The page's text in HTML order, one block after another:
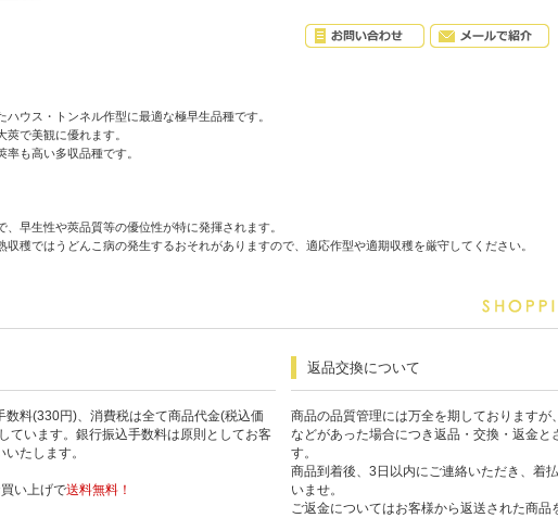
ハウス・トンネル作型に最適な極早生品種です。
莢で美観に優れます。
率も高い多収品種です。
、早生性や莢品質等の優位性が特に発揮されます。
収穫ではうどんこ病の発生するおそれがありますので、適応作型や適期収穫を厳守してください。
数料(330円)、消費税は全て商品代金(税込価
ています。銀行振込手数料は原則としてお客
たします。
い上げで送料無料！
返品交換について
商品の品質管理には万全を期しておりますが
などがあった場合につき返品・交換・返金と
す。
商品到着後、3日以内にご連絡いただき、着
いませ。
ご返金についてはお客様から返送された商品